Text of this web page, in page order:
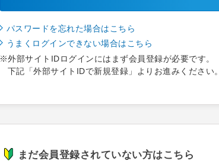
パスワードを忘れた場合はこちら
うまくログインできない場合はこちら
※外部サイトIDログインにはまず会員登録が必要です。
下記「外部サイトIDで新規登録」よりお進みください。
まだ会員登録されていない方はこちら